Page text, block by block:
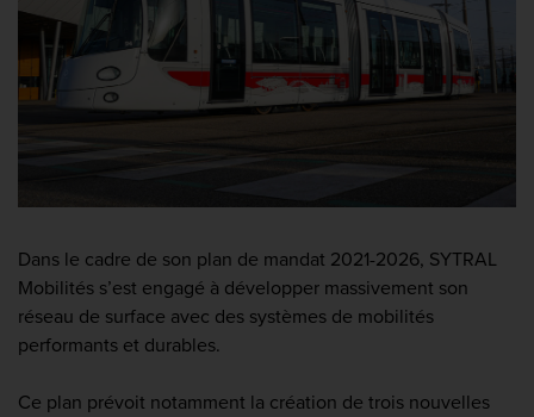
Dans le cadre de son plan de mandat 2021-2026, SYTRAL
Mobilités s’est engagé à développer massivement son
réseau de surface avec des systèmes de mobilités
performants et durables.
Ce plan prévoit notamment la création de trois nouvelles